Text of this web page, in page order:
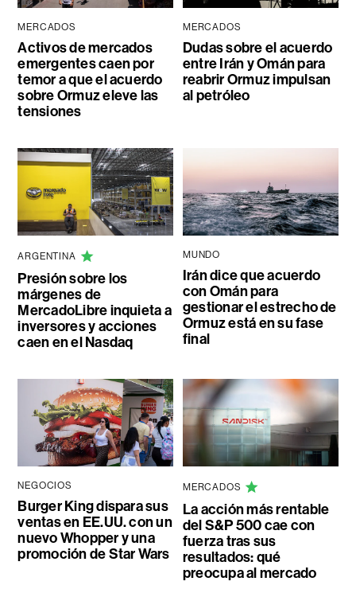
MERCADOS
Activos de mercados
emergentes caen por
temor a que el acuerdo
sobre Ormuz eleve las
tensiones
MERCADOS
Dudas sobre el acuerdo
entre Irán y Omán para
reabrir Ormuz impulsan
al petróleo
ARGENTINA
Presión sobre los
márgenes de
MercadoLibre inquieta a
inversores y acciones
caen en el Nasdaq
MUNDO
Irán dice que acuerdo
con Omán para
gestionar el estrecho de
Ormuz está en su fase
final
NEGOCIOS
Burger King dispara sus
ventas en EE.UU. con un
nuevo Whopper y una
promoción de Star Wars
MERCADOS
La acción más rentable
del S&P 500 cae con
fuerza tras sus
resultados: qué
preocupa al mercado